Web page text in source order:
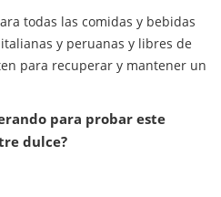
todas las comidas y bebidas
y peruanas y libres de
para recuperar y mantener un
para probar este
dulce?